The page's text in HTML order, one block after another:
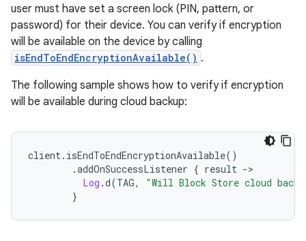
user must have set a screen lock (PIN, pattern, or
password) for their device. You can verify if encryption
will be available on the device by calling
isEndToEndEncryptionAvailable() .
The following sample shows how to verify if encryption
will be available during cloud backup:
client. isEndToEndEncryptionAvailable()
.addOnSuccessListener { result ->
Log .d(TAG,
"Will Block Store cloud
}